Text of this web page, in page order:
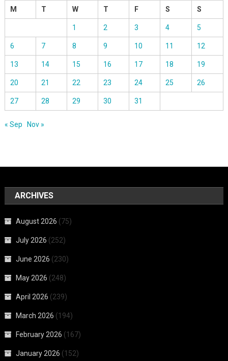
M
T W T F S S
1 2 3 4 5
6 7 8 9 10 11 12
13 14 15 16 17 18 19
20 21 22 23 24 25 26
27 28 29 30 31
« Sep Nov »
ARCHIVES
August 2026 (75)
July 2026 (252)
June 2026 (230)
May 2026 (248)
April 2026 (239)
March 2026 (194)
February 2026 (167)
January 2026 (152)